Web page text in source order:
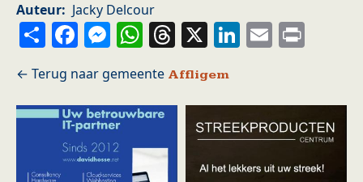
Auteur
Jacky Delcour
ShareFacebook
Messenger
WhatsApp
Threads
X LinkedIn
Email
Affligem